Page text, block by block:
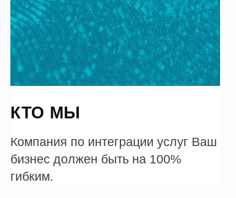
КТО МЫ
Компания по интеграции услуг Ваш
бизнес должен быть на 100%
гибким.